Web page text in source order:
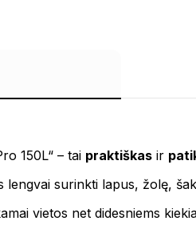
150L“ – tai praktiškasir
lengvai surinkti lapus, žolę,
vietos net didesniems